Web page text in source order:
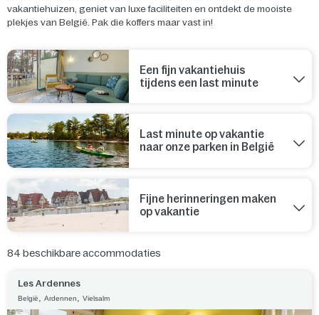
vakantiehuizen, geniet van luxe faciliteiten en ontdekt de mooiste
plekjes van België. Pak die koffers maar vast in!
Een fijn vakantiehuis
tijdens een last minute
Last minute op vakantie
naar onze parken in België
Fijne herinneringen maken
op vakantie
84 beschikbare accommodaties
Les Ardennes
België, Ardennen, Vielsalm